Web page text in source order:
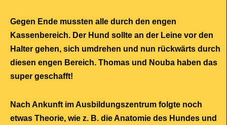
Gegen Ende mussten alle durch den engen
Kassenbereich. Der Hund sollte an der Leine vor den
Halter gehen, sich umdrehen und nun rückwärts durch
diesen engen Bereich. Thomas und Nouba haben das
super geschafft!
Nach Ankunft im Ausbildungszentrum folgte noch
etwas Theorie, wie z. B. die Anatomie des Hundes und